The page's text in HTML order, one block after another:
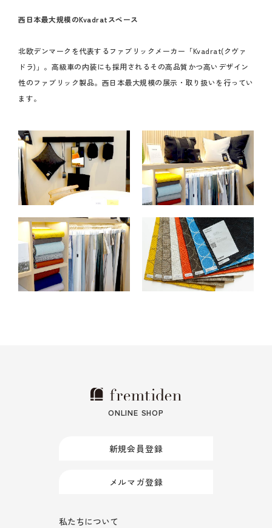
西日本最大規模のKvadratスペース
北欧デンマークを代表するファブリックメーカー「Kvadrat(クヴァ
ドラ)」。高級車の内装にも採用されるその高品質かつ高いデザイン
性のファブリック製品。西日本最大規模の展示・取り扱いを行ってい
ます。
ONLINE SHOP
新規会員登録
メルマガ登録
私たちについて